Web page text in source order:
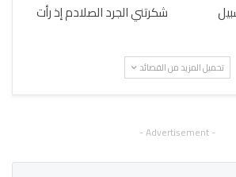
شكرتني الجرد الصلادم إذ رأت
تحميل المزيد من القصائد
- Advertisement -